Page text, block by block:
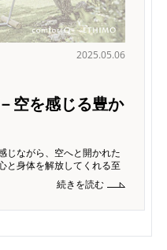
2025.05.06
空を感じる豊か
じながら、空へと開かれた
と身体を解放してくれる至
エシモ)"のアウトド
「環境にも配慮したアウ
続きを読む